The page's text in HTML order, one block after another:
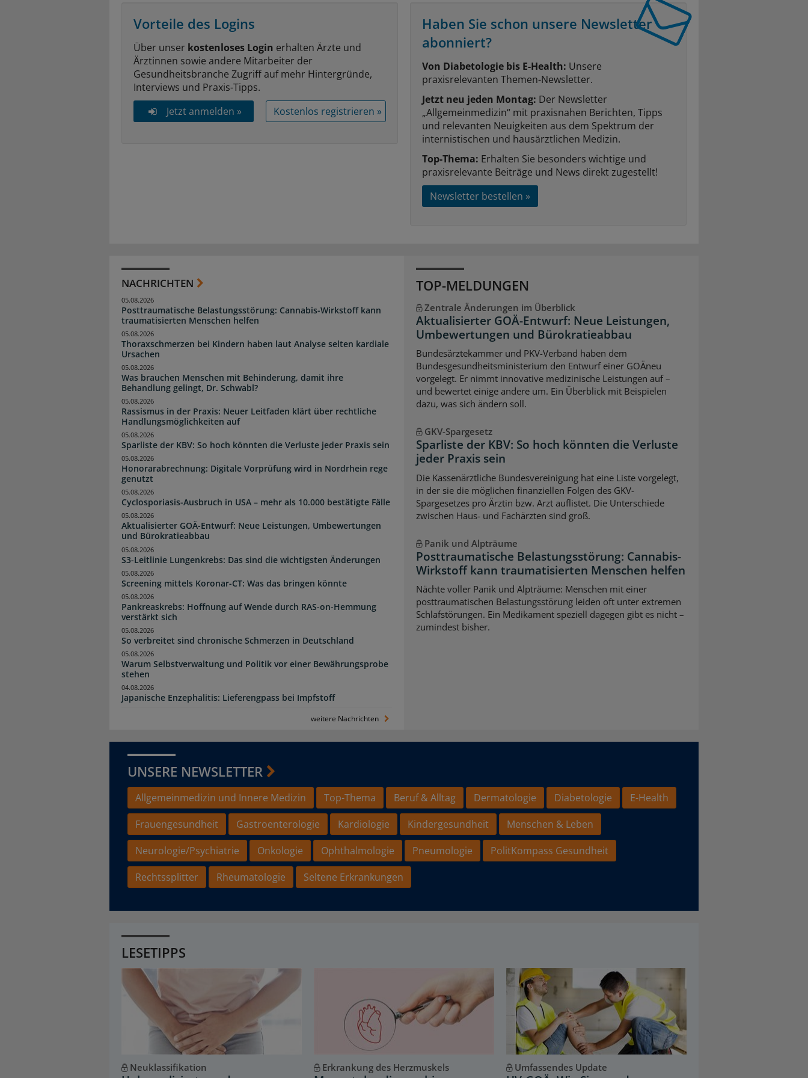
Vorteile des Logins
Über unser kostenloses Login erhalten Ärzte und
Ärztinnen sowie andere Mitarbeiter der
Gesundheitsbranche Zugriff auf mehr Hintergründe,
Interviews und Praxis-Tipps.
Jetzt anmelden »
Kostenlos registrieren »
Haben Sie schon unsere Newsletter
abonniert?
Von Diabetologie bis E-Health: Unsere
praxisrelevanten Themen-Newsletter.
Jetzt neu jeden Montag: Der Newsletter
„Allgemeinmedizin“ mit praxisnahen Berichten, Tipps
und relevanten Neuigkeiten aus dem Spektrum der
internistischen und hausärztlichen Medizin.
Top-Thema: Erhalten Sie besonders wichtige und
praxisrelevante Beiträge und News direkt zugestellt!
Newsletter bestellen »
NACHRICHTEN
Posttraumatische Belastungsstörung: Cannabis-Wirkstoff kann
traumatisierten Menschen helfen
05.08.2026
Thoraxschmerzen bei Kindern haben laut Analyse selten kardiale
Ursachen
05.08.2026
Was brauchen Menschen mit Behinderung, damit ihre
Behandlung gelingt, Dr. Schwabl?
05.08.2026
Rassismus in der Praxis: Neuer Leitfaden klärt über rechtliche
Handlungsmöglichkeiten auf
05.08.2026
Sparliste der KBV: So hoch könnten die Verluste jeder Praxis sein
05.08.2026
Honorarabrechnung: Digitale Vorprüfung wird in Nordrhein rege
genutzt
05.08.2026
Cyclosporiasis-Ausbruch in USA – mehr als 10.000 bestätigte Fälle
05.08.2026
Aktualisierter GOÄ-Entwurf: Neue Leistungen, Umbewertungen
und Bürokratieabbau
05.08.2026
S3-Leitlinie Lungenkrebs: Das sind die wichtigsten Änderungen
05.08.2026
Screening mittels Koronar-CT: Was das bringen könnte
05.08.2026
Pankreaskrebs: Hoffnung auf Wende durch RAS-on-Hemmung
verstärkt sich
05.08.2026
So verbreitet sind chronische Schmerzen in Deutschland
05.08.2026
Warum Selbstverwaltung und Politik vor einer Bewährungsprobe
stehen
05.08.2026
Japanische Enzephalitis: Lieferengpass bei Impfstoff
04.08.2026
weitere Nachrichten
TOP-MELDUNGEN
Zentrale Änderungen im Überblick
Aktualisierter GOÄ-Entwurf: Neue Leistungen,
Umbewertungen und Bürokratieabbau
Bundesärztekammer und PKV-Verband haben dem
Bundesgesundheitsministerium den Entwurf einer GOÄneu
vorgelegt. Er nimmt innovative medizinische Leistungen auf –
und bewertet einige andere um. Ein Überblick mit Beispielen
dazu, was sich ändern soll.
GKV-Spargesetz
Sparliste der KBV: So hoch könnten die Verluste
jeder Praxis sein
Die Kassenärztliche Bundesvereinigung hat eine Liste vorgelegt,
in der sie die möglichen finanziellen Folgen des GKV-
Spargesetzes pro Ärztin bzw. Arzt auflistet. Die Unterschiede
zwischen Haus- und Fachärzten sind groß.
Panik und Alpträume
Posttraumatische Belastungsstörung: Cannabis-
Wirkstoff kann traumatisierten Menschen helfen
Nächte voller Panik und Alpträume: Menschen mit einer
posttraumatischen Belastungsstörung leiden oft unter extremen
Schlafstörungen. Ein Medikament speziell dagegen gibt es nicht –
zumindest bisher.
UNSERE NEWSLETTER
Allgemeinmedizin und Innere Medizin Top-Thema Beruf & Alltag Dermatologie Diabetologie
E-Health
Frauengesundheit
Gastroenterologie Kardiologie Kindergesundheit
Menschen & Leben
Neurologie/Psychiatrie
Onkologie Ophthalmologie Pneumologie
PolitKompass Gesundheit
Rechtssplitter
Rheumatologie Seltene Erkrankungen
LESETIPPS
Neuklassifikation Erkrankung des Herzmuskels Umfassendes Update